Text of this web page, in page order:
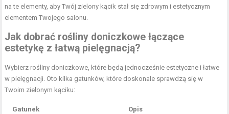
na te elementy, aby Twój zielony kącik stał się zdrowym i estetycznym
elementem Twojego salonu.
Jak dobrać rośliny doniczkowe łączące
estetykę z łatwą pielęgnacją?
Wybierz rośliny doniczkowe, które będą jednocześnie estetyczne i łatwe
w pielęgnacji. Oto kilka gatunków, które doskonale sprawdzą się w
Twoim zielonym kąciku:
Gatunek Opis